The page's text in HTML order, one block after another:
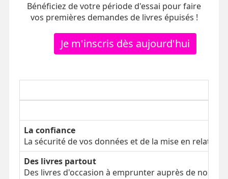
Bénéficiez de votre période d'essai pour faire
vos premières demandes de livres épuisés !
Je m'inscris dès aujourd'hui
La confiance
La sécurité de vos données et de la mise en relation
Des livres partout
Des livres d'occasion à emprunter auprès de nos